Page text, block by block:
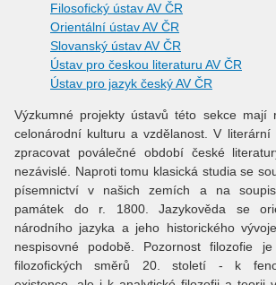
Filosofický ústav AV ČR
Orientální ústav AV ČR
Slovanský ústav AV ČR
Ústav pro českou literaturu AV ČR
Ústav pro jazyk český AV ČR
Výzkumné projekty ústavů této sekce mají
celonárodní kulturu a vzdělanost. V
zpracovat poválečné období české
nezávislé. Naproti tomu klasická studia se
písemnictví v našich zemích a na
památek do r. 1800. Jazykověda se
národního jazyka a jeho historického
nespisovné podobě. Pozornost filozofie
filozofických směrů 20. století - k